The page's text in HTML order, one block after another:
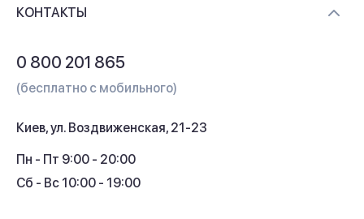
Контакты
Кэшбек
КОНТАКТЫ
0 800 201 865
(бесплатно с мобильного)
Киев, ул. Воздвиженская, 21-23
Пн - Пт 9:00 - 20:00
Сб - Вс 10:00 - 19:00